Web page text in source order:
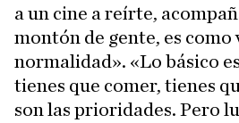
a un cine a reírte,
montón de gente, es como
normalidad». «Lo básico
tienes que comer, tienes
son las prioridades. Pero